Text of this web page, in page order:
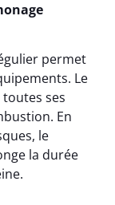
permet
Le
ses
En
le
la durée